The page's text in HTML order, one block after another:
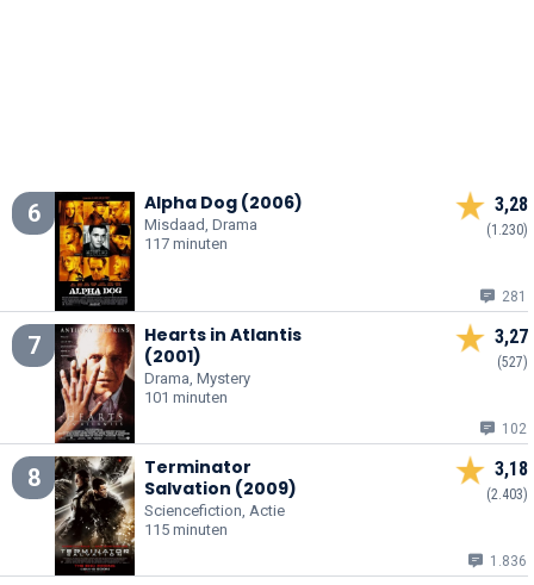
6 Alpha Dog (2006)
Misdaad, Drama
117 minuten
3,28
(1.230)
281
7
Hearts in Atlantis
(2001)
Drama, Mystery
101 minuten
3,27
(527)
102
8
Terminator
Salvation (2009)
Sciencefiction, Actie
115 minuten
3,18
(2.403)
1.836